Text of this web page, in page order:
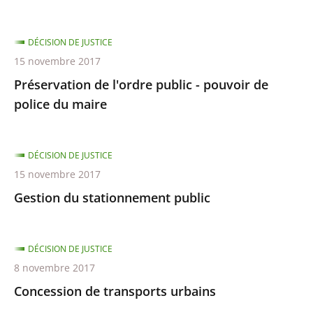
Préservation de l'ordre public - pouvoir de
police du maire
DÉCISION DE JUSTICE
15 novembre 2017
Gestion du stationnement public
DÉCISION DE JUSTICE
15 novembre 2017
Concession de transports urbains
DÉCISION DE JUSTICE
8 novembre 2017